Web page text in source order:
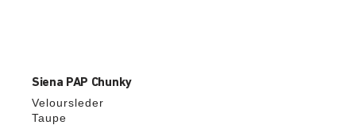
Siena PAP Chunky
Veloursleder
Taupe